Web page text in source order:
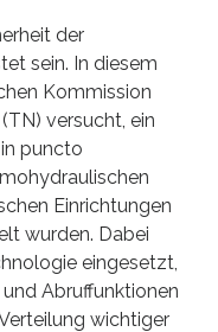
der
sein. In diesem
Kommission
versucht, ein
puncto
Einrichtungen
wurden. Dabei
eingesetzt,
Abruffunktionen
wichtiger